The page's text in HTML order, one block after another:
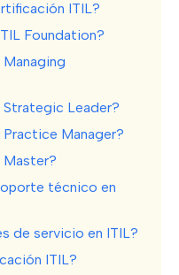
ITIL?
Foundation?
Leader?
Manager?
Master?
técnico en
de servicio en ITIL?
ITIL?